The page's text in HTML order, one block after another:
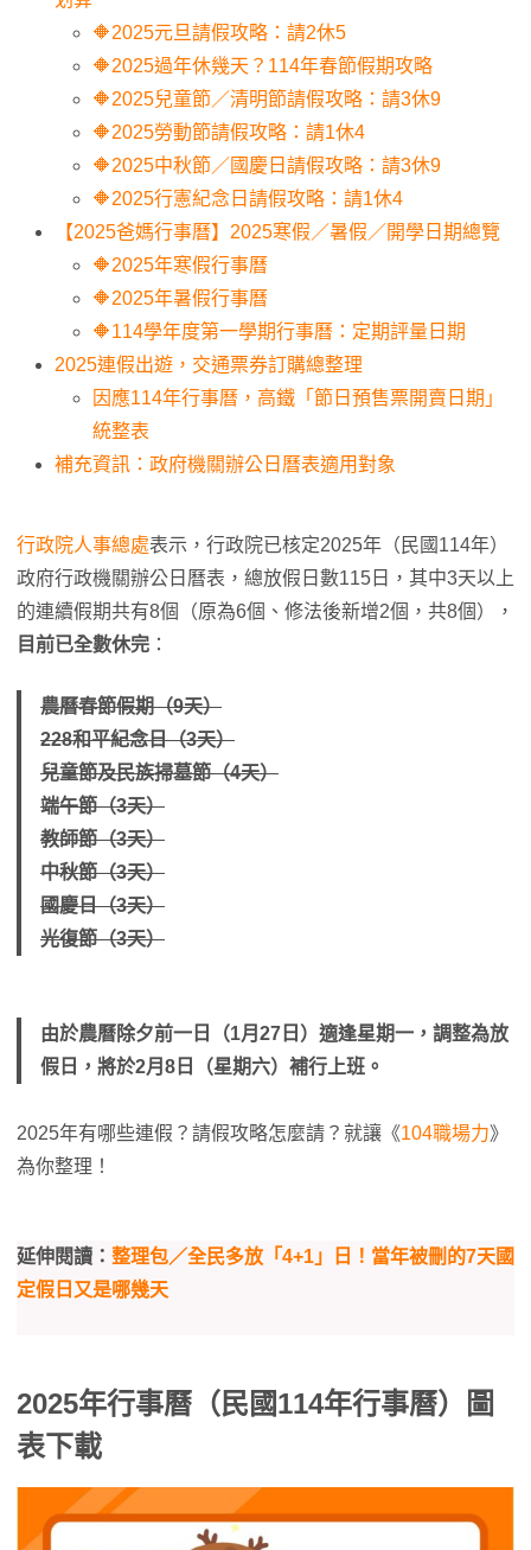
🔶2025元旦請假攻略：請2休5
🔶2025過年休幾天？114年春節假期攻略
🔶2025兒童節／清明節請假攻略：請3休9
🔶2025勞動節請假攻略：請1休4
🔶2025中秋節／國慶日請假攻略：請3休9
🔶2025行憲紀念日請假攻略：請1休4
【2025爸媽行事曆】2025寒假／暑假／開學日期總覽
🔶2025年寒假行事曆
🔶2025年暑假行事曆
🔶114學年度第一學期行事曆：定期評量日期
2025連假出遊，交通票券訂購總整理
因應114年行事曆，高鐵「節日預售票開賣日期」
統整表
補充資訊：政府機關辦公日曆表適用對象
行政院人事總處表示，行政院已核定2025年（民國114年）
政府行政機關辦公日曆表，總放假日數115日，其中3天以上
的連續假期共有8個（原為6個、修法後新增2個，共8個），
目前已全數休完 ：
農曆春節假期（9天）
228和平紀念日（3天）
兒童節及民族掃墓節（4天）
端午節（3天）
教師節（3天）
中秋節（3天）
國慶日（3天）
光復節（3天）
由於農曆除夕前一日（1月27日）適逢星期一，調整為放
假日，將於2月8日（星期六）補行上班。
2025年有哪些連假？請假攻略怎麼請？就讓《104職場力》
為你整理！
延伸閱讀： 整理包／全民多放「4+1」日！當年被刪的7天國
定假日又是哪幾天
2025年行事曆（民國114年行事曆）圖
表下載